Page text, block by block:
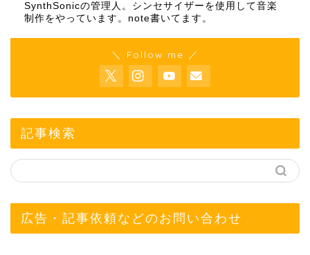
SynthSonicの管理人。シンセサイザーを使用して音楽
制作をやっています。 note書いてます。
＼ Follow me ／
記事検索
広告・記事依頼などのお問い合わせ